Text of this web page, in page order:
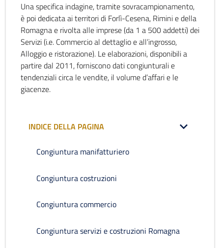
Una specifica indagine, tramite sovracampionamento,
è poi dedicata ai territori di Forlì-Cesena, Rimini e della
Romagna e rivolta alle imprese (da 1 a 500 addetti) dei
Servizi (i.e. Commercio al dettaglio e all’ingrosso,
Alloggio e ristorazione). Le elaborazioni, disponibili a
partire dal 2011, forniscono dati congiunturali e
tendenziali circa le vendite, il volume d’affari e le
giacenze.
INDICE DELLA PAGINA
Congiuntura manifatturiero
Congiuntura costruzioni
Congiuntura commercio
Congiuntura servizi e costruzioni Romagna